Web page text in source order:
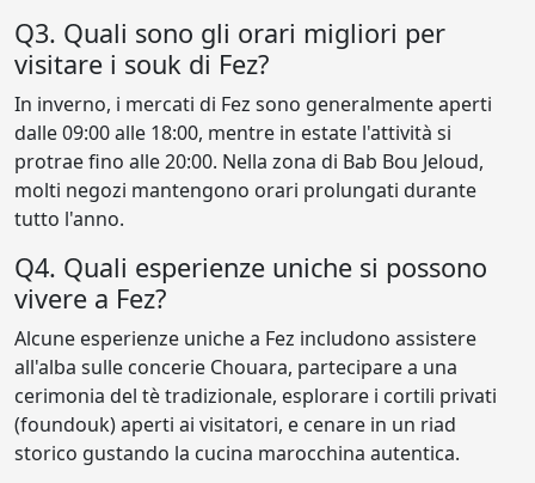
Q3. Quali sono gli orari migliori per
visitare i souk di Fez?
In inverno, i mercati di Fez sono generalmente aperti
dalle 09:00 alle 18:00, mentre in estate l'attività si
protrae fino alle 20:00. Nella zona di Bab Bou Jeloud,
molti negozi mantengono orari prolungati durante
tutto l'anno.
Q4. Quali esperienze uniche si possono
vivere a Fez?
Alcune esperienze uniche a Fez includono assistere
all'alba sulle concerie Chouara, partecipare a una
cerimonia del tè tradizionale, esplorare i cortili privati
(foundouk) aperti ai visitatori, e cenare in un riad
storico gustando la cucina marocchina autentica.